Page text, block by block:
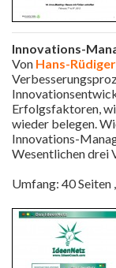
Innovations-
Von Hans-
Erfolgsfaktoren,
wieder belegen.
Innovations-
Wesentlichen drei
Umfang: 40 Seiten